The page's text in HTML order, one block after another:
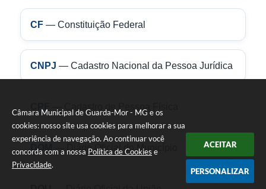
Câmara Municipal de Guarda-Mor - MG e os
cookies: nosso site usa cookies para melhorar a sua
experiência de navegação. Ao continuar você
concorda com a nossa Política de Cookies e
Privacidade.
ACEITAR
PERSONALIZAR
CF — Constituição Federal
CNPJ — Cadastro Nacional da Pessoa Jurídica
DOM — Diário Oficial do Município